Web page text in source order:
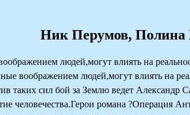
Ник Перумов, Полина
людей,могут влиять на
воображением людей,могут влиять на
таких сил бой за Землю ведет Александр
человечества.Герои романа ?Операция